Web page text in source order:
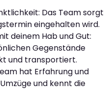
Das Team sorgt
eingehalten wird.
deinem Hab und Gut:
Gegenstände
und transportiert.
hat Erfahrung und
und kennt die